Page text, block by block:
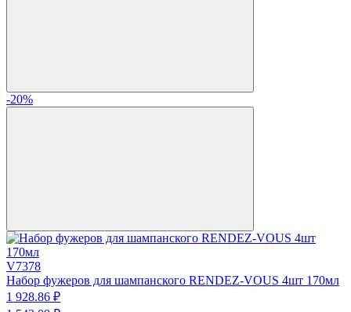
-20%
V7378
Набор фужеров для шампанского RENDEZ-VOUS 4шт 170мл
1 928.86 ₽